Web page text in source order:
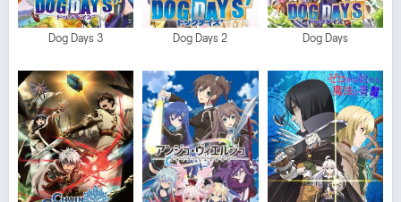
Dog Days 3 Dog Days 2 Dog Days